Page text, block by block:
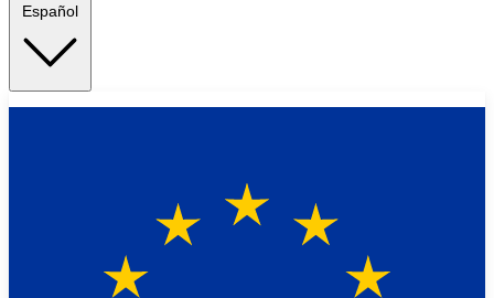
Español